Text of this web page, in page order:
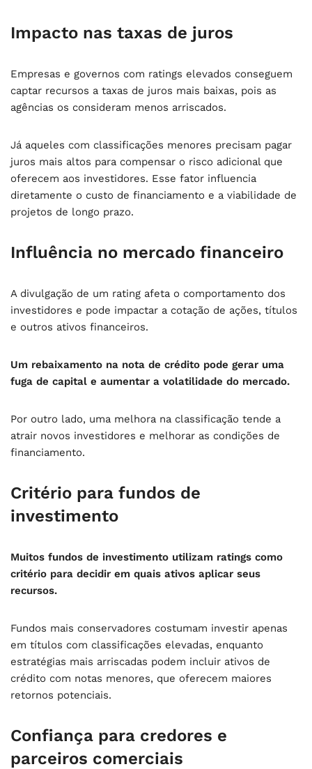
Impacto nas taxas de juros
Empresas e governos com ratings elevados conseguem
captar recursos a taxas de juros mais baixas, pois as
agências os consideram menos arriscados.
Já aqueles com classificações menores precisam pagar
juros mais altos para compensar o risco adicional que
oferecem aos investidores. Esse fator influencia
diretamente o custo de financiamento e a viabilidade de
projetos de longo prazo.
Influência no mercado financeiro
A divulgação de um rating afeta o comportamento dos
investidores e pode impactar a cotação de ações, títulos
e outros ativos financeiros.
Um rebaixamento na nota de crédito pode gerar uma
fuga de capital e aumentar a volatilidade do mercado.
Por outro lado, uma melhora na classificação tende a
atrair novos investidores e melhorar as condições de
financiamento.
Critério para fundos de
investimento
Muitos fundos de investimento utilizam ratings como
critério para decidir em quais ativos aplicar seus
recursos.
Fundos mais conservadores costumam investir apenas
em títulos com classificações elevadas, enquanto
estratégias mais arriscadas podem incluir ativos de
crédito com notas menores, que oferecem maiores
retornos potenciais.
Confiança para credores e
parceiros comerciais